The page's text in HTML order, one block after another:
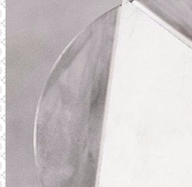
WEBBPRODUKTION
TEXTPRODUKTION
PRINT
FOTO
REFERENSER
FÖRETAGET
SENASTE PROJEKT
KONTAKT